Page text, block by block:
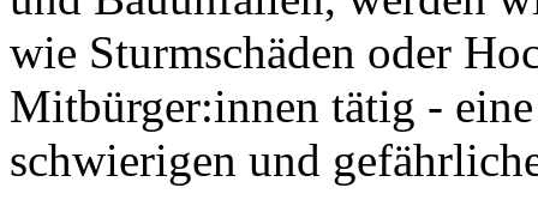
wie Sturmschäden oder
Mitbürger:innen tätig -
schwierigen und